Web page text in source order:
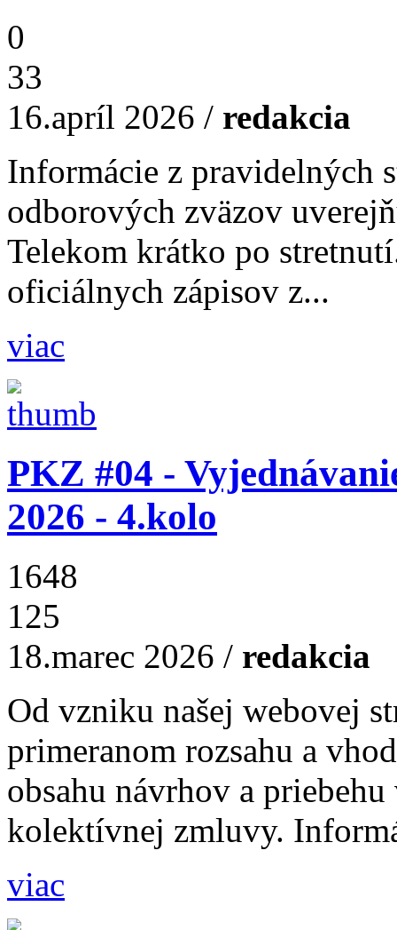
0
33
16.apríl 2026 / redakcia
Informácie z pravidelných
odborových zväzov
Telekom krátko po
oficiálnych zápisov z...
viac
PKZ #04 -
2026 - 4.kolo
1648
125
18.marec 2026 / redakcia
Od vzniku našej webovej
primeranom rozsahu a
obsahu návrhov a
kolektívnej zmluvy.
viac